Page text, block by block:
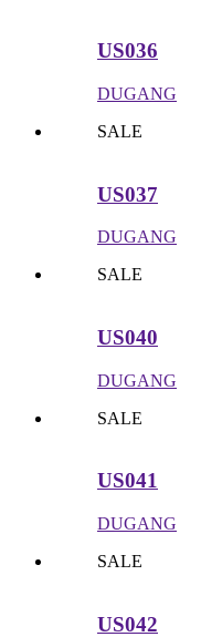
US036
DUGANG
SALE
US037
DUGANG
SALE
US040
DUGANG
SALE
US041
DUGANG
SALE
US042